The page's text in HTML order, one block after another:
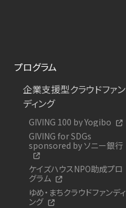
プログラム
企業支援型クラウドファン
ディング
GIVING 100 by Yogibo
GIVING for SDGs
sponsored by ソニー銀行
ケイズハウスNPO助成プロ
グラム
ゆめ・まちクラウドファンディ
ング